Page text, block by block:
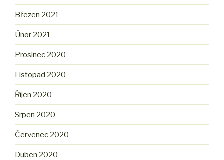
Březen 2021
Únor 2021
Prosinec 2020
Listopad 2020
Říjen 2020
Srpen 2020
Červenec 2020
Duben 2020